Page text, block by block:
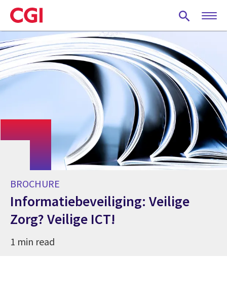
Skip
to
main
content
BROCHURE
Informatiebeveiliging: Veilige
Zorg? Veilige ICT!
1 min read